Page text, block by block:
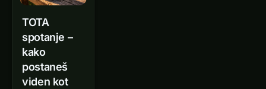
TOTA
spotanje –
kako
postaneš
viden kot